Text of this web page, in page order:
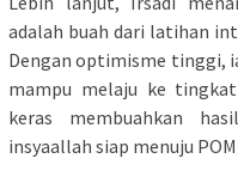
adalah buah dari latihan
Dengan optimisme tinggi,
mampu melaju ke
keras membuahkan
insyaallah siap menuju